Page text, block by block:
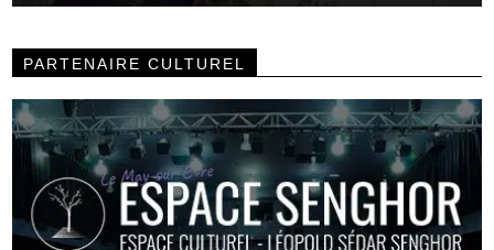
PARTENAIRE CULTUREL